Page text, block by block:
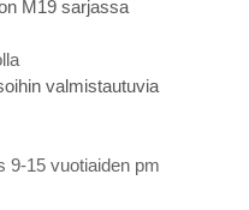
M19 sarjassa
valmistautuvia
9-15 vuotiaiden pm